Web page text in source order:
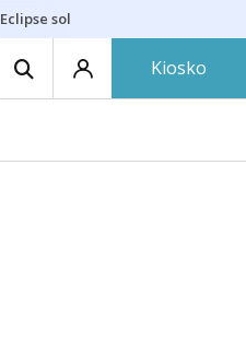
Eclipse solar en Navarra
Kiosko